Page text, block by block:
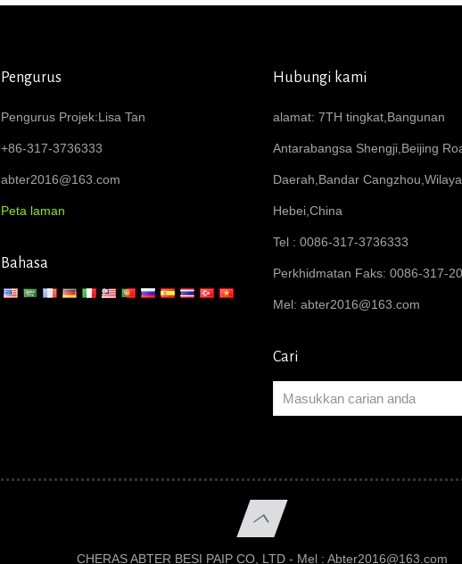
Pengurus
Pengurus Projek:Lisa Tan
+86-317-3736333
abter2016@163.com
Peta laman
Bahasa
Hubungi kami
alamat: 7TH tingkat,Bangunan
Antarabangsa Shengji,Beijing
Daerah,Bandar
Hebei,China
Tel : 0086-317-3736333
Perkhidmatan Faks: 0086-317-
Mel: abter2016@163.com
Cari
CHERAS ABTER BESI PAIP CO, LTD - Mel : Abter2016@163.com